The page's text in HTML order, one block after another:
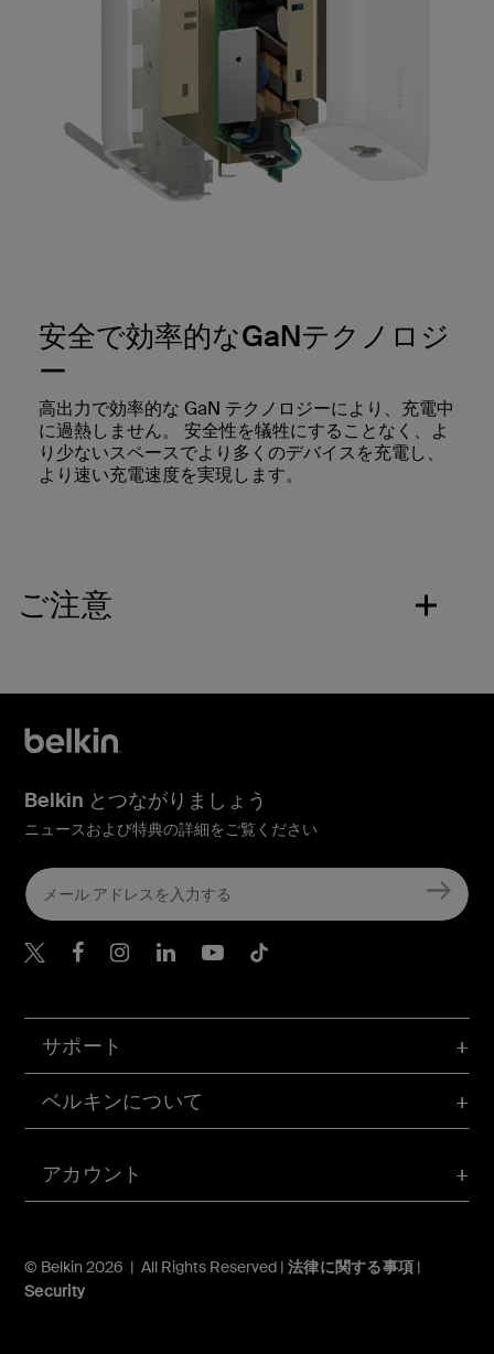
安全で効率的なGaNテクノロジ
ー
高出力で効率的な GaN テクノロジーにより、充電中
に過熱しません。 安全性を犠牲にすることなく、よ
り少ないスペースでより多くのデバイスを充電し、
より速い充電速度を実現します。
ご注意
アカウント
サポート
ベルキンについて
© Belkin 2026 | All Rights Reserved | 法律に関する事項 |
Security
Belkin とつながりましょう
ニュースおよび特典の詳細をご覧ください
Belkin Twitter
Belkin Facebook
Belkin Instagram
Belkin LinkedIn
Belkin Youtube
Belkin TikTok